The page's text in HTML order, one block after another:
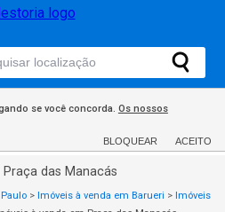
se você concorda. Os nossos
BLOQUEAR ACEITO
das Manacás
> Imóveis à venda em Barueri > Imóveis